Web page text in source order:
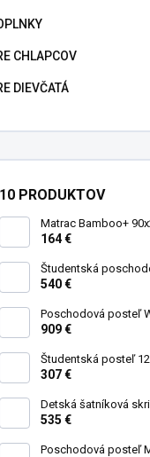
CHLAPCOV
DIEVČATÁ
PRODUKTOV
Matrac Bamboo+
cm
164 €
Študentská
postel' 90x200 cm
540 €
Poschodová posteľ
Studio pre 3 deti
909 €
Študentská posteľ
cm Black
307 €
Detská šatníková
trojdverová Pirate
535 €
Poschodová posteľ